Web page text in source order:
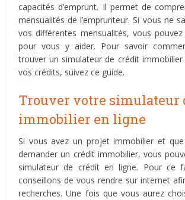
capacités d’emprunt. Il permet de
mensualités de l’emprunteur. Si vous ne
vos différentes mensualités, vous
pour vous y aider. Pour savoir
trouver un simulateur de crédit
vos crédits, suivez ce guide.
Trouver votre simulateur
immobilier en ligne
Si vous avez un projet immobilier et
demander un crédit immobilier, vous
simulateur de crédit en ligne. Pour ce
conseillons de vous rendre sur internet
recherches. Une fois que vous aurez